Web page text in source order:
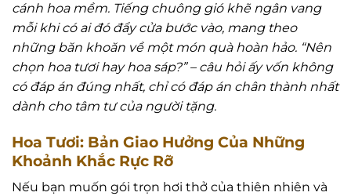
cánh hoa mềm. Tiếng chuông gió khẽ ngân vang
mỗi khi có ai đó đẩy cửa bước vào, mang theo
những băn khoăn về một món quà hoàn hảo. “Nên
chọn hoa tươi hay hoa sáp?” – câu hỏi ấy vốn không
có đáp án đúng nhất, chỉ có đáp án chân thành nhất
dành cho tâm tư của người tặng.
Hoa Tươi: Bản Giao Hưởng Của Những
Khoảnh Khắc Rực Rỡ
Nếu bạn muốn gói trọn hơi thở của thiên nhiên và